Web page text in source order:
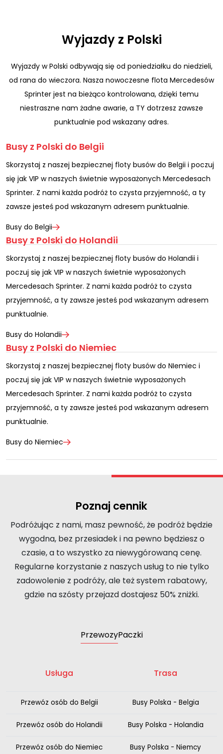
Wyjazdy z Polski
Wyjazdy w Polski odbywają się od poniedziałku do niedzieli,
od rana do wieczora. Nasza nowoczesne flota Mercedesów
Sprinter jest na bieżąco kontrolowana, dzięki temu
niestraszne nam żadne awarie, a TY dotrzesz zawsze
punktualnie pod wskazany adres.
Busy z Polski do Belgii
Skorzystaj z naszej bezpiecznej floty busów do Belgii i poczuj
się jak VIP w naszych świetnie wyposażonych Mercedesach
Sprinter. Z nami każda podróż to czysta przyjemność, a ty
zawsze jesteś pod wskazanym adresem punktualnie.
Busy do Belgii
Busy z Polski do Holandii
Skorzystaj z naszej bezpiecznej floty busów do Holandii i
poczuj się jak VIP w naszych świetnie wyposażonych
Mercedesach Sprinter. Z nami każda podróż to czysta
przyjemność, a ty zawsze jesteś pod wskazanym adresem
punktualnie.
Busy do Holandii
Busy z Polski do Niemiec
Skorzystaj z naszej bezpiecznej floty busów do NIemiec i
poczuj się jak VIP w naszych świetnie wyposażonych
Mercedesach Sprinter. Z nami każda podróż to czysta
przyjemność, a ty zawsze jesteś pod wskazanym adresem
punktualnie.
Busy do Niemiec
Poznaj cennik
Podróżując z nami, masz pewność, że podróż będzie
wygodna, bez przesiadek i na pewno będziesz o
czasie, a to wszystko za niewygórowaną cenę.
Regularne korzystanie z naszych usług to nie tylko
zadowolenie z podróży, ale też system rabatowy,
gdzie na szósty przejazd dostajesz 50% zniżki.
PrzewozyPaczki
Usługa Trasa
Przewóz osób do Belgii Busy Polska - Belgia
Przewóz osób do Holandii Busy Polska - Holandia
Przewóz osób do Niemiec Busy Polska - Niemcy